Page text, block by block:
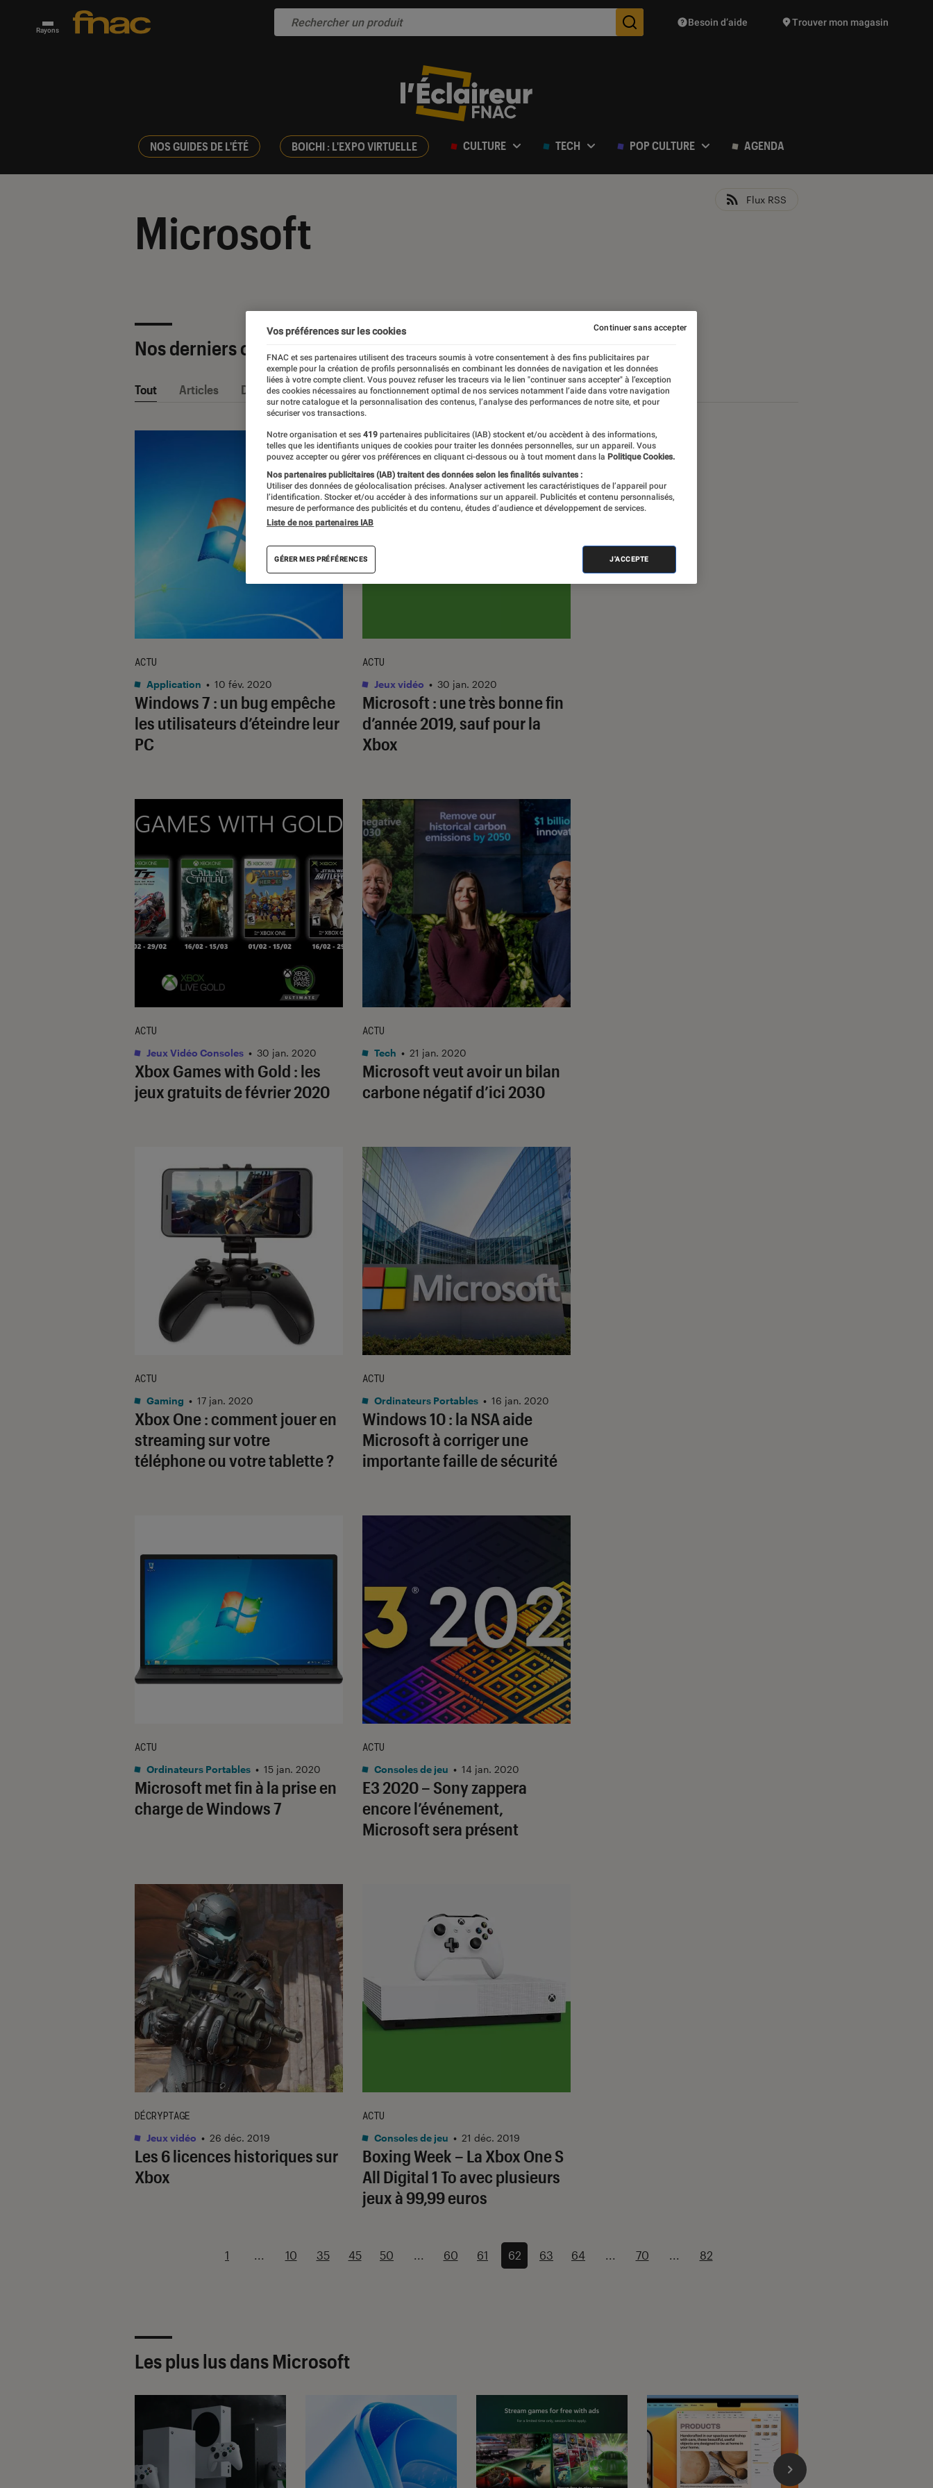
Rayons Des suggestions de produits vont vous être proposées
Besoin d’aide Trouver mon magasin
NOS GUIDES DE L'ÉTÉ BOICHI : L'EXPO VIRTUELLE CULTURE TECH POP CULTURE AGENDA
Microsoft
Flux RSS
Nos derniers contenus
Tout Articles Dossiers Sélections et guides Tests Produits
Windows 7 : un bug empêche
les utilisateurs d’éteindre leur
PC
ACTU
Application • 10 fév. 2020
Microsoft : une très bonne fin
d’année 2019, sauf pour la
Xbox
ACTU
Jeux vidéo • 30 jan. 2020
Xbox Games with Gold : les
jeux gratuits de février 2020
ACTU
Jeux Vidéo Consoles • 30 jan. 2020
Microsoft veut avoir un bilan
carbone négatif d’ici 2030
ACTU
Tech • 21 jan. 2020
Xbox One : comment jouer en
streaming sur votre
téléphone ou votre tablette ?
ACTU
Gaming • 17 jan. 2020
Windows 10 : la NSA aide
Microsoft à corriger une
importante faille de sécurité
ACTU
Ordinateurs Portables • 16 jan. 2020
Microsoft met fin à la prise en
charge de Windows 7
ACTU
Ordinateurs Portables • 15 jan. 2020
E3 2020 – Sony zappera
encore l’événement,
Microsoft sera présent
ACTU
Consoles de jeu • 14 jan. 2020
Les 6 licences historiques sur
Xbox
DÉCRYPTAGE
Jeux vidéo • 26 déc. 2019
Boxing Week – La Xbox One S
All Digital 1 To avec plusieurs
jeux à 99,99 euros
ACTU
Consoles de jeu • 21 déc. 2019
1 ... 10 35 45 50 ... 60 61 62 63 64 ... 70 ... 82
Les plus lus dans Microsoft
Vos préférences sur les cookies
FNAC et ses partenaires utilisent des traceurs soumis à votre consentement à des fins publicitaires par
exemple pour la création de profils personnalisés en combinant les données de navigation et les données
liées à votre compte client. Vous pouvez refuser les traceurs via le lien "continuer sans accepter" à l’exception
des cookies nécessaires au fonctionnement optimal de nos services notamment l’aide dans votre navigation
sur notre catalogue et la personnalisation des contenus, l’analyse des performances de notre site, et pour
sécuriser vos transactions.
Notre organisation et ses 419 partenaires publicitaires (IAB) stockent et/ou accèdent à des informations,
telles que les identifiants uniques de cookies pour traiter les données personnelles, sur un appareil. Vous
pouvez accepter ou gérer vos préférences en cliquant ci-dessous ou à tout moment dans la Politique Cookies.
Nos partenaires publicitaires (IAB) traitent des données selon les finalités suivantes :
Utiliser des données de géolocalisation précises. Analyser activement les caractéristiques de l’appareil pour
l’identification. Stocker et/ou accéder à des informations sur un appareil. Publicités et contenu personnalisés,
mesure de performance des publicités et du contenu, études d’audience et développement de services.
Liste de nos partenaires IAB
GÉRER MES PRÉFÉRENCES J'ACCEPTE
Continuer sans accepter